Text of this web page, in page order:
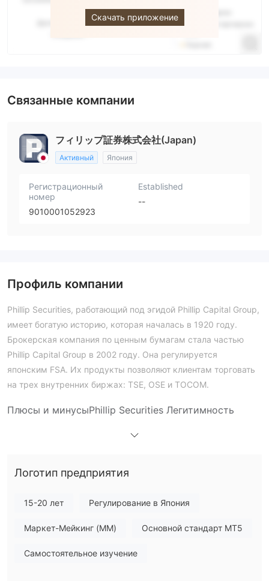
Скачать приложение
Связанные компании
フィリップ証券株式会社(Japan)
Активный Япония
Регистрационный
номер
9010001052923
Established
--
Профиль компании
Phillip Securities, работающий под эгидой Phillip Capital Group,
имеет богатую историю, которая началась в 1920 году.
Брокерская компания по ценным бумагам стала частью
Phillip Capital Group в 2002 году. Она регулируется
японским FSA. Их продукты позволяют клиентам торговать
на трех внутренних биржах: TSE, OSE и TOCOM.
Плюсы и минусыPhillip Securities Легитимность
Продукты и услуги
Phillip Securities предлагаеттри внутренние биржи
и SGX),ETF и маржинальную торговлю.
включаяконсультации по инвестициям, услуги
Логотип предприятия
15-20 лет Регулирование в Япония
Маркет-Мейкинг (MM) Основной стандарт MT5
Самостоятельное изучение